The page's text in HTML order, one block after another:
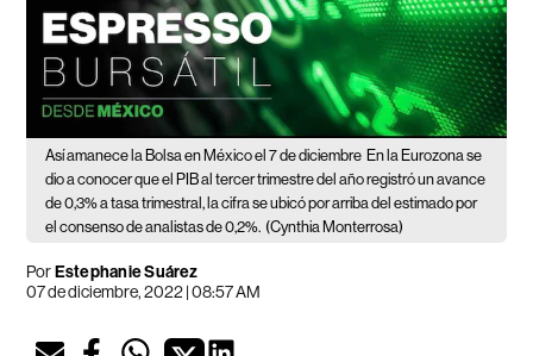
Así amanece la Bolsa en México el 7 de diciembre En la Eurozona se
dio a conocer que el PIB al tercer trimestre del año registró un avance
de 0,3% a tasa trimestral, la cifra se ubicó por arriba del estimado por
el consenso de analistas de 0,2%. (Cynthia Monterrosa)
PorEstephanie Suárez
07 de diciembre, 2022 | 08:57 AM